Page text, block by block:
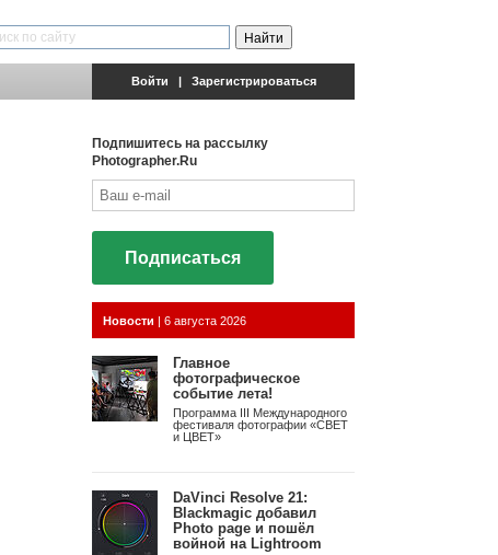
Войти | Зарегистрироваться
Подпишитесь на рассылку
Photographer.Ru
Подписаться
Новости | 6 августа 2026
Главное
фотографическое
событие лета!
Программа III Международного
фестиваля фотографии «СВЕТ
и ЦВЕТ»
DaVinci Resolve 21:
Blackmagic добавил
Photo page и пошёл
войной на Lightroom